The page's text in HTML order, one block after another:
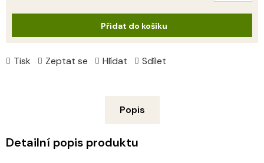
Tisk Zeptat se Hlídat Sdílet
Přidat do košíku
Popis
Detailní popis produktu